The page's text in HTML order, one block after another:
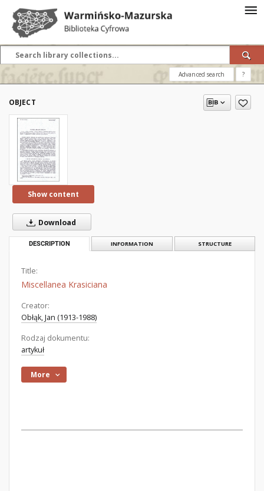
Advanced search ?
OBJECT
Show content
Download
DESCRIPTION INFORMATION STRUCTURE
Title:
Miscellanea Krasiciana
Creator:
Obłąk, Jan (1913-1988)
Rodzaj dokumentu:
artykuł
More